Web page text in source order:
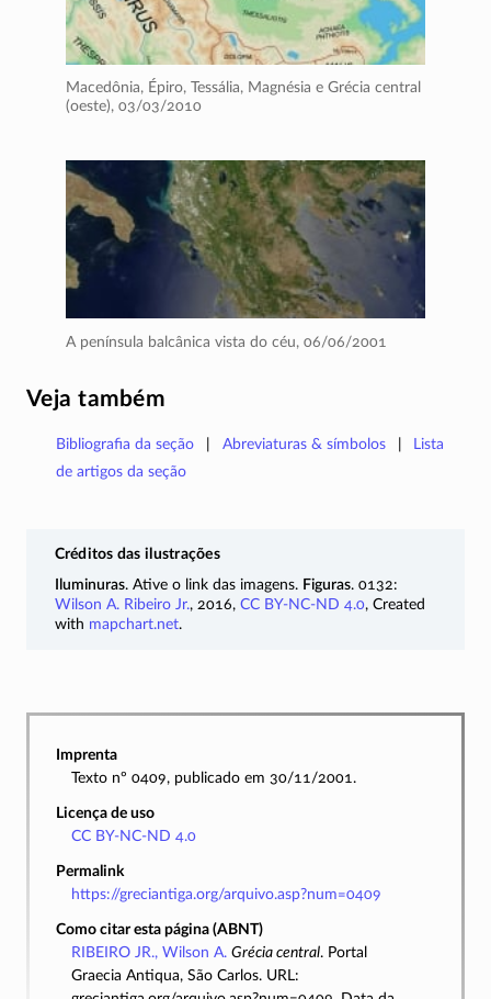
Macedônia, Épiro, Tessália, Magnésia e Grécia central
(oeste), 03/03/2010
A península balcânica vista do céu, 06/06/2001
Veja também
Bibliografia da seção Abreviaturas & símbolos
Lista
de artigos da seção
Créditos das ilustrações
Iluminuras. Ative o link das imagens. Figuras. 0132:
Wilson A. Ribeiro Jr., 2016, CC BY-NC-ND 4.0, Created
with mapchart.net.
Imprenta
Texto nº 0409, publicado em 30/11/2001.
Licença de uso
CC BY-NC-ND 4.0
Permalink
https://greciantiga.org/arquivo.asp?num=0409
Como citar esta página (ABNT)
RIBEIRO JR., Wilson A. Grécia central. Portal
Graecia Antiqua, São Carlos. URL: